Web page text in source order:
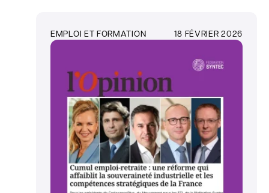
EMPLOI ET FORMATION 18 FÉVRIER 2026